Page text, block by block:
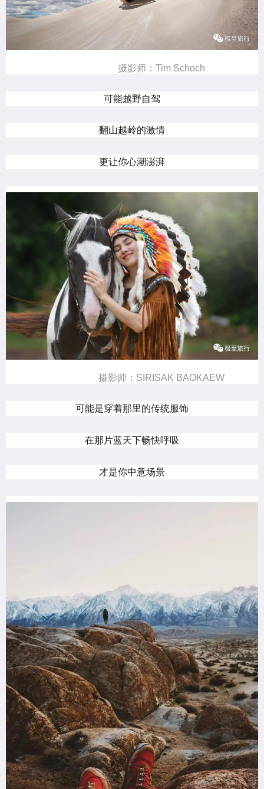
摄影师：Tim Schoch
可能越野自驾
翻山越岭的激情
更让你心潮澎湃
摄影师：SIRISAK BAOKAEW
可能是穿着那里的传统服饰
在那片蓝天下畅快呼吸
才是你中意场景